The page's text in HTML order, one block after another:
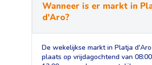
Wanneer is er markt in
d'Aro?
De wekelijkse markt in Platja
plaats op vrijdagochtend van